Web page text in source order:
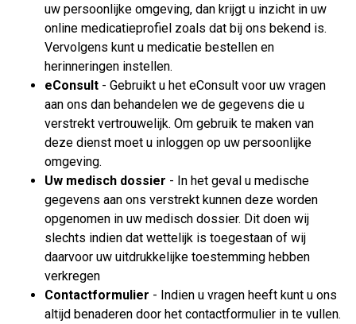
uw persoonlijke omgeving, dan krijgt u inzicht in uw
online medicatieprofiel zoals dat bij ons bekend is.
Vervolgens kunt u medicatie bestellen en
herinneringen instellen.
eConsult - Gebruikt u het eConsult voor uw vragen
aan ons dan behandelen we de gegevens die u
verstrekt vertrouwelijk. Om gebruik te maken van
deze dienst moet u inloggen op uw persoonlijke
omgeving.
Uw medisch dossier - In het geval u medische
gegevens aan ons verstrekt kunnen deze worden
opgenomen in uw medisch dossier. Dit doen wij
slechts indien dat wettelijk is toegestaan of wij
daarvoor uw uitdrukkelijke toestemming hebben
verkregen
Contactformulier - Indien u vragen heeft kunt u ons
altijd benaderen door het contactformulier in te vullen.